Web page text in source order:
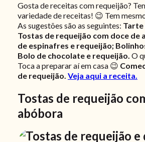
Gosta de receitas com requeijão?
variedade de receitas! 😉 Tem
As sugestões são as seguintes: Tarte
Tostas de requeijão com doce de
de espinafres e requeijão;
Bolo de chocolate e requeijão. O
Toca a preparar aí em casa 😉
de requeijão. Veja aqui a receita.
Tostas de requeijão
abóbora